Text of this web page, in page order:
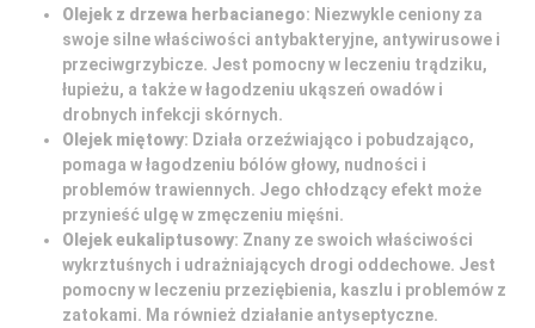
Olejek z drzewa herbacianego: Niezwykle ceniony za
swoje silne właściwości antybakteryjne, antywirusowe i
przeciwgrzybicze. Jest pomocny w leczeniu trądziku,
łupieżu, a także w łagodzeniu ukąszeń owadów i
drobnych infekcji skórnych.
Olejek miętowy: Działa orzeźwiająco i pobudzająco,
pomaga w łagodzeniu bólów głowy, nudności i
problemów trawiennych. Jego chłodzący efekt może
przynieść ulgę w zmęczeniu mięśni.
Olejek eukaliptusowy: Znany ze swoich właściwości
wykrztuśnych i udrażniających drogi oddechowe. Jest
pomocny w leczeniu przeziębienia, kaszlu i problemów z
zatokami. Ma również działanie antyseptyczne.